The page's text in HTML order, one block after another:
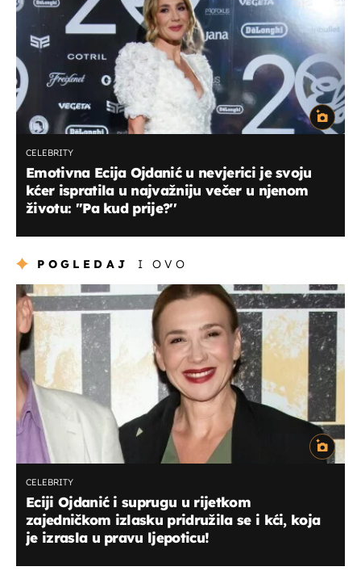
CELEBRITY
Emotivna Ecija Ojdanić u nevjerici je svoju
kćer ispratila u najvažniju večer u njenom
životu: ''Pa kud prije?''
POGLEDAJ I OVO
CELEBRITY
Eciji Ojdanić i suprugu u rijetkom
zajedničkom izlasku pridružila se i kći, koja
je izrasla u pravu ljepoticu!